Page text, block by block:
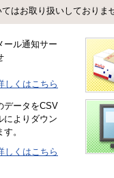
はお取り扱いしておりま
ール通知サー
しくはこちら
データをCSV
によりダウン
。
しくはこちら